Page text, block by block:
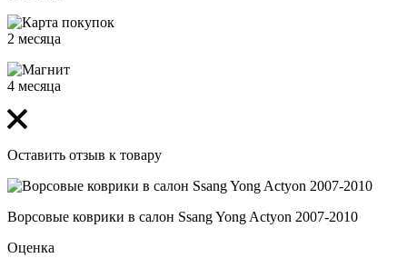
2 месяца
4 месяца
Оставить отзыв к товару
Ворсовые коврики в салон Ssang Yong Actyon 2007-2010
Оценка